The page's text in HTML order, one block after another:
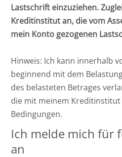
Lastschrift einzuziehen.
Kreditinstitut an, die vom
mein Konto gezogenen
Hinweis: Ich kann innerhalb
beginnend mit dem
des belasteten Betrages
die mit meinem
Bedingungen.
Ich melde mich für
an